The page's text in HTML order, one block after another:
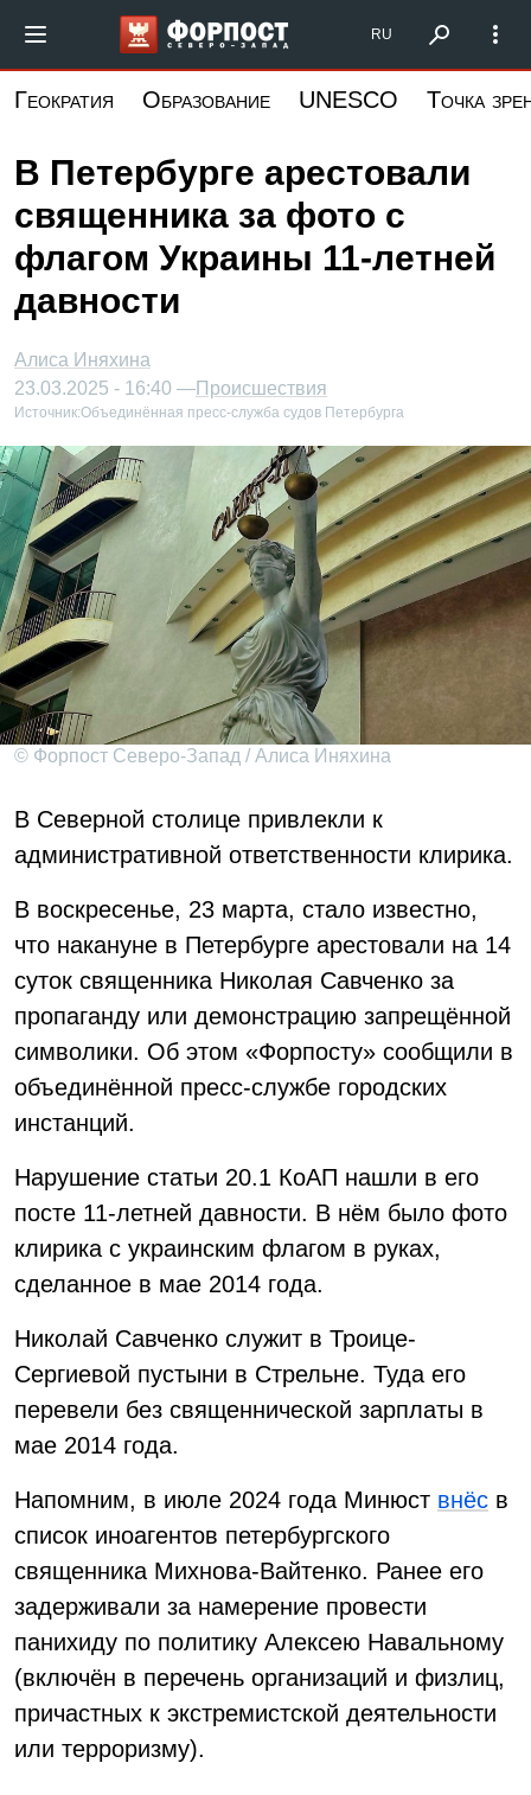
основному
Форпост Северо-Запад
RU
Геократия Образование UNESCO Точка
В Петербурге арестовали
священника за фото с
флагом Украины 11-летней
давности
Алиса Иняхина
23.03.2025 - 16:40 —Происшествия
Источник:Объединённая пресс-служба судов Петербурга
© Форпост Северо-Запад / Алиса Иняхина
В Северной столице привлекли к
административной ответственности клирика.
В воскресенье, 23 марта, стало известно,
что накануне в Петербурге арестовали на 14
суток священника Николая Савченко за
пропаганду или демонстрацию запрещённой
символики. Об этом «Форпосту» сообщили в
объединённой пресс-службе городских
инстанций.
Нарушение статьи 20.1 КоАП нашли в его
посте 11-летней давности. В нём было фото
клирика с украинским флагом в руках,
сделанное в мае 2014 года.
Николай Савченко служит в Троице-
Сергиевой пустыни в Стрельне. Туда его
перевели без священнической зарплаты в
мае 2014 года.
Напомним, в июле 2024 года Минюст внёс в
список иноагентов петербургского
священника Михнова-Вайтенко. Ранее его
задерживали за намерение провести
панихиду по политику Алексею Навальному
(включён в перечень организаций и физлиц,
причастных к экстремистской деятельности
или терроризму).